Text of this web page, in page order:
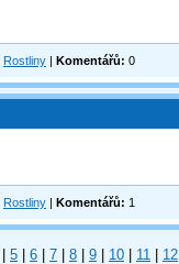
Rostliny | Komentářů: 0
Rostliny | Komentářů: 1
5 6 7 8 9 10 11 12